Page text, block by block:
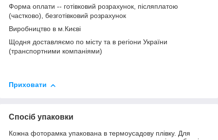
Форма оплати -- готівковий розрахунок, післяплатою
(частково), безготівковий розрахунок
Виробництво в м.Києві
Щодня доставляємо по місту та в регіони України
(транспортними компаніями)
Приховати
Спосіб упаковки
Кожна фоторамка упакована в термоусадову плівку. Для